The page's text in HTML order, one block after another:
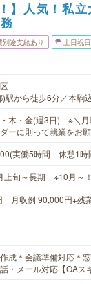
】人気！私
別途支給あり 土日祝
)駅から徒歩6分／本駒
木・金(週3日) ※＼月
ーに則って就業をお
実働5時間 休憩1時
上旬～長期 ※10月～！
月収例 90,000円+残
成＊会議準備対応＊
・メール対応【OA